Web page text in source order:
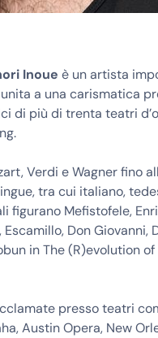
Inoue è un artista
a una carismatica
di più di trenta teatri
Verdi e Wagner fino
tra cui italiano,
figurano Mefistofele,
Don Giovanni,
in The (R)evolution
presso teatri
Austin Opera, New